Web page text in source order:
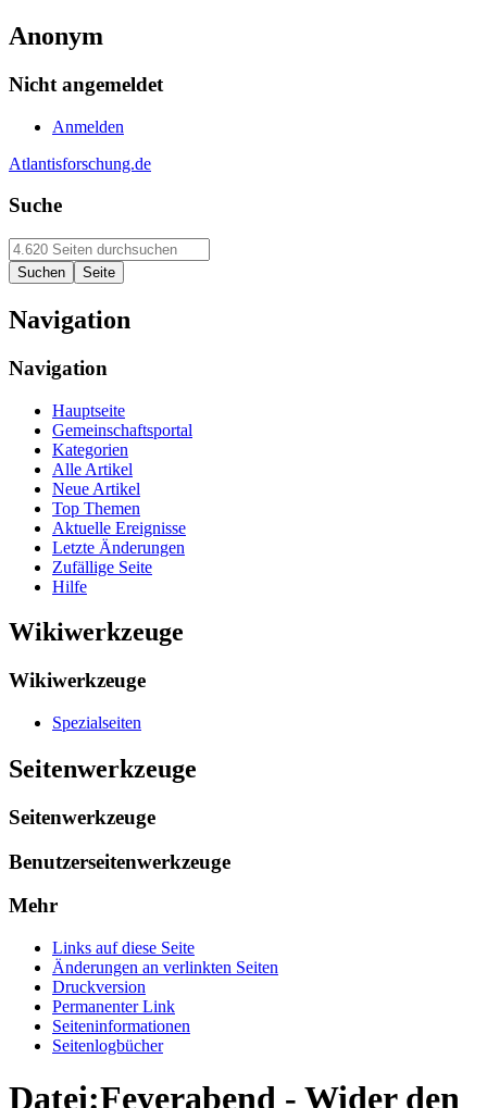
Anonym
Nicht angemeldet
Anmelden
Atlantisforschung.de
Suche
Navigation
Navigation
Hauptseite
Gemeinschaftsportal
Kategorien
Alle Artikel
Neue Artikel
Top Themen
Aktuelle Ereignisse
Letzte Änderungen
Zufällige Seite
Hilfe
Wikiwerkzeuge
Wikiwerkzeuge
Spezialseiten
Seitenwerkzeuge
Seitenwerkzeuge
Benutzerseitenwerkzeuge
Mehr
Links auf diese Seite
Änderungen an verlinkten Seiten
Druckversion
Permanenter Link
Seiten­informationen
Seitenlogbücher
Datei:Feyerabend - Wider den